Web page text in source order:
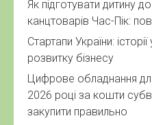
Як підготувати дитину
канцтоварів Час-Пік:
Стартапи України:
розвитку бізнесу
Цифрове обладнання
2026 році за кошти
закупити правильно